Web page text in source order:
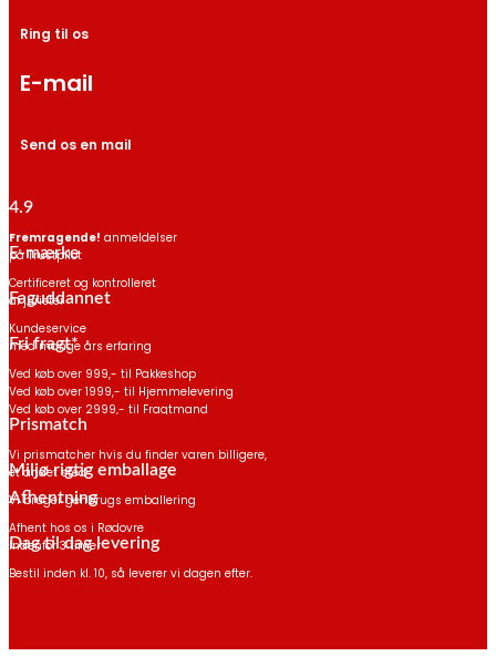
Ring til os
E-mail
Send os en mail
4.9
Fremragende! anmeldelser
på Trustpilot
E-mærke
Certificeret og kontrolleret
af jurister
Faguddannet
Kundeservice
med mange års erfaring
Fri fragt*
Ved køb over 999,- til Pakkeshop
Ved køb over 1999,- til Hjemmelevering
Ved køb over 2999,- til Fragtmand
*Gælder ikke havemøbler
Prismatch
Vi prismatcher hvis du finder varen billigere,
et andet sted
Miljø rigtig emballage
Vi bruger genbrugs emballering
Afhentning
Afhent hos os i Rødovre
Indenfor 3 timer
Dag til dag levering
Bestil inden kl. 10, så leverer vi dagen efter.